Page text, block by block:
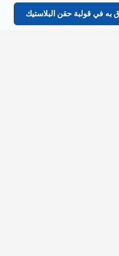
في قولبة حقن البلاستيك